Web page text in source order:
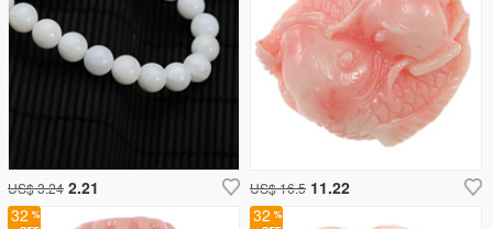
32
US$ 3.24 2.21
32
US$ 16.5 11.22